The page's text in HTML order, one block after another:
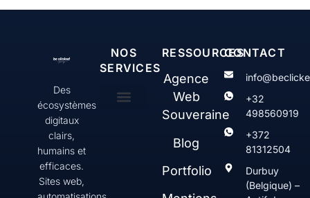
Des
écosystèmes
digitaux
clairs,
humains et
efficaces.
Sites web,
NOS
SERVICES
RESSOURCES
Agence
Web
Souveraine
Blog
Portfolio
CONTACT
+32
498560919
+372
81312504
Durbuy
(Belgique) –